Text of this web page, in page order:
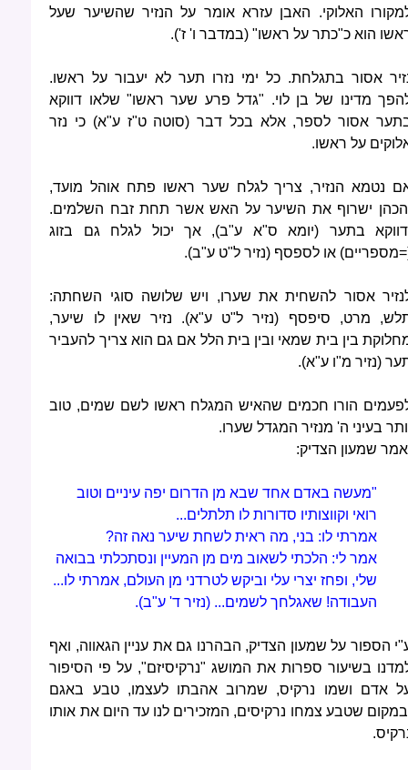
האלוקי. האבן עזרא אומר על הנזיר שהשיער שעל
הוא כ"כתר על ראשו" (במדבר ו' ז').
אסור בתגלחת. כל ימי נזרו תער לא יעבור על ראשו.
מדינו של בן לוי. "גדל פרע שער ראשו" שלאו דווקא
אסור לספר, אלא בכל דבר (סוטה ט"ז ע"א) כי נזר
על ראשו.
נטמא הנזיר, צריך לגלח שער ראשו פתח אוהל מועד,
ישרוף את השיער על האש אשר תחת זבח השלמים.
בתער (יומא ס"א ע"ב), אך יכול לגלח גם בזוג
או לספסף (נזיר ל"ט ע"ב).
אסור להשחית את שערו, ויש שלושה סוגי השחתה:
מרט, סיפסף (נזיר ל"ט ע"א). נזיר שאין לו שיער,
בין בית שמאי ובין בית הלל אם גם הוא צריך להעביר
(נזיר מ"ו ע"א).
הורו חכמים שהאיש המגלח ראשו לשם שמים, טוב
בעיני ה' מנזיר המגדל שערו.
שמעון הצדיק:
"מעשה באדם אחד שבא מן הדרום יפה עיניים וטוב
רואי וקווצותיו סדורות לו תלתלים...
אמרתי לו: בני, מה ראית לשחת שיער נאה זה?
אמר לי: הלכתי לשאוב מים מן המעיין ונסתכלתי בבואה
שלי, ופחז יצרי עלי וביקש לטרדני מן העולם, אמרתי לו...
העבודה! שאגלחך לשמים... (נזיר ד' ע"ב).
הספור על שמעון הצדיק, הבהרנו גם את עניין הגאווה, ואף
בשיעור ספרות את המושג "נרקיסיזם", על פי הסיפור
אדם ושמו נרקיס, שמרוב אהבתו לעצמו, טבע באגם
שטבע צמחו נרקיסים, המזכירים לנו עד היום את אותו